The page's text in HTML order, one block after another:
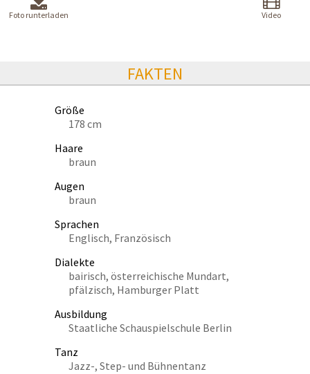
Foto runterladen Video
FAKTEN
Größe
178 cm
Haare
braun
Augen
braun
Sprachen
Englisch, Französisch
Dialekte
bairisch, österreichische Mundart,
pfälzisch, Hamburger Platt
Ausbildung
Staatliche Schauspielschule Berlin
Tanz
Jazz-, Step- und Bühnentanz